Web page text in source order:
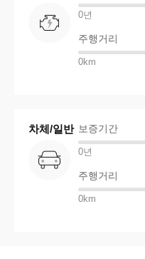
0년
주행거리
0km
차체/일반 보증기간
0년
주행거리
0km